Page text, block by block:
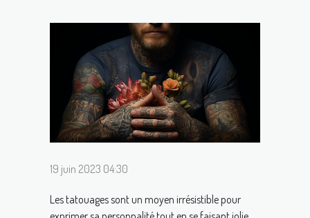
19 juin 2023 04:30
Les tatouages sont un moyen irrésistible pour